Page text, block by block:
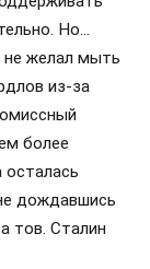
Но…
не желал мыть
из-за
более
осталась
дождавшись
тов. Сталин